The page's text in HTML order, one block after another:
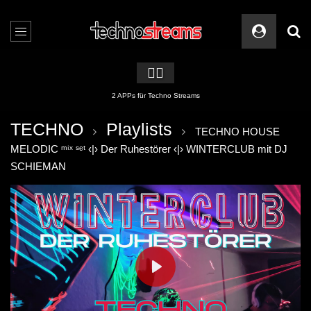
🏳️‍🌈
2 APPs für Techno Streams
TECHNO Playlists
TECHNO HOUSE
MELODIC ᵐⁱˣ ˢᵉᵗ ‹|› Der Ruhestörer ‹|› WINTERCLUB mit DJ
SCHIEMAN
PLAY